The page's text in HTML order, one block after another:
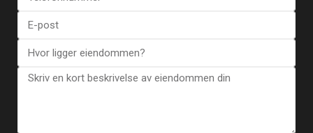
Punta Prima
Kombinasjonen av strender, tjenester og internasjonale